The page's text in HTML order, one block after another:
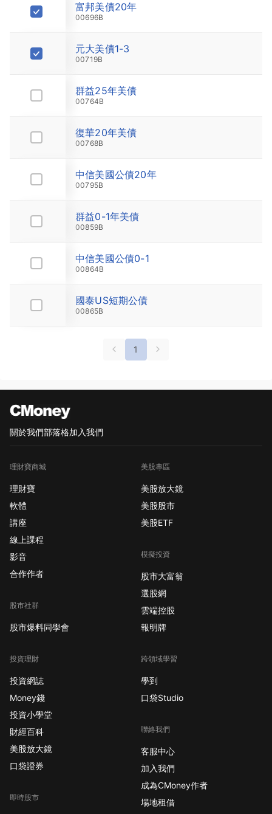
富邦美債20年
00696B
元大美債1-3
00719B
群益25年美債
00764B
復華20年美債
00768B
中信美國公債20年
00795B
群益0-1年美債
00859B
中信美國公債0-1
00864B
國泰US短期公債
00865B
1
關於我們部落格加入我們
理財寶商城
理財寶
軟體
講座
線上課程
影音
合作作者
股市社群
股市爆料同學會
投資理財
投資網誌
Money錢
投資小學堂
財經百科
美股放大鏡
口袋證券
即時股市
美股專區
美股放大鏡
美股股市
美股ETF
模擬投資
股市大富翁
選股網
雲端控股
報明牌
跨領域學習
學到
口袋Studio
聯絡我們
客服中心
加入我們
成為CMoney作者
場地租借